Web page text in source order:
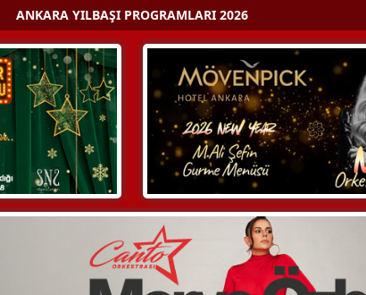
ANKARA YILBAŞI PROGRAMLARI 2026